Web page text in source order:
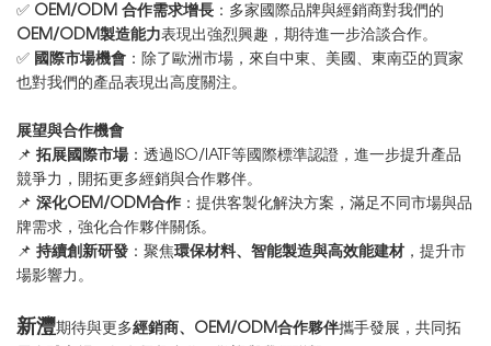
✅ OEM/ODM 合作需求增長 ：多家國際品牌與經銷商對我們的
OEM/ODM製造能力表現出強烈興趣，期待進一步洽談合作。
✅ 國際市場機會 ：除了歐洲市場，來自中東、美國、東南亞的買家
也對我們的產品表現出高度關注。
展望與合作機會
📌 拓展國際市場：透過ISO/IATF等國際標準認證，進一步提升產品
競爭力，開拓更多經銷與合作夥伴。
📌 深化OEM/ODM合作 ：提供客製化解決方案，滿足不同市場與品
牌需求，強化合作夥伴關係。
📌 持續創新研發 ：聚焦環保材料、智能製造與高效能建材 ，提升市
場影響力。
新灃期待與更多經銷商、OEM/ODM合作夥伴攜手發展，共同拓